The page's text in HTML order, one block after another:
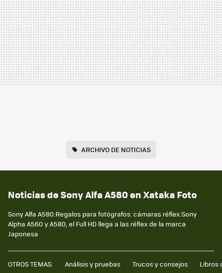
ARCHIVO DE NOTICIAS
Noticias de Sony Alfa A580 en Xataka Foto
Sony Alfa A580:Regalos para fotógrafos: cámaras réflex.Sony
Alpha A560 y A580, el Full HD llega a las réflex de la marca
Japonesa
OTROS TEMAS: Análisis y pruebas Trucos y consejos Libros